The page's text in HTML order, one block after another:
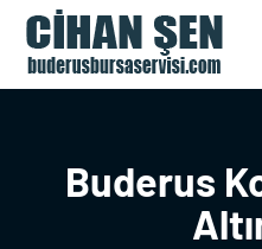
Buderus